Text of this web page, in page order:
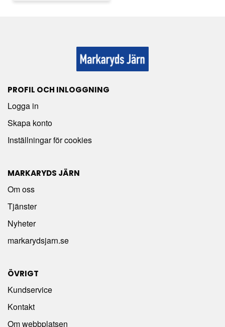
PROFIL OCH INLOGGNING
Logga in
Skapa konto
Inställningar för cookies
MARKARYDS JÄRN
Om oss
Tjänster
Nyheter
markarydsjarn.se
ÖVRIGT
Kundservice
Kontakt
Om webbplatsen